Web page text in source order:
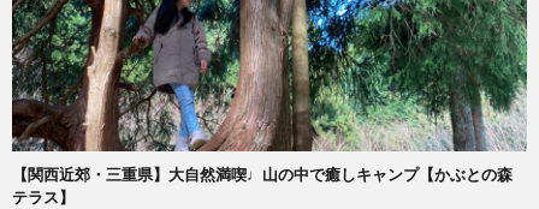
【関西近郊・三重県】大自然満喫♩山の中で癒しキャンプ【かぶとの森
テラス】